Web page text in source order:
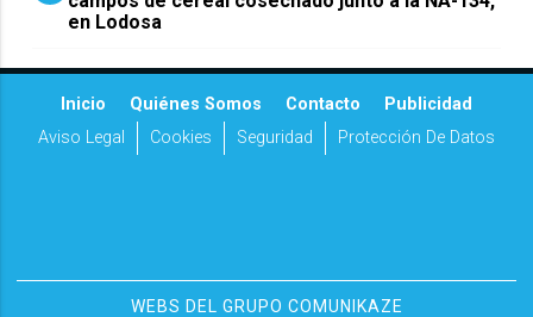
en Lodosa
Inicio Quiénes Somos Contacto
Publicidad
Aviso Legal
Cookies Seguridad Protección De Datos
WEBS DEL GRUPO COMUNIKAZE